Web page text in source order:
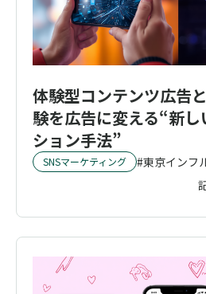
体験型コンテンツ広告
験を広告に変える“新し
ション手法”
SNSマーケティング
東京インフ